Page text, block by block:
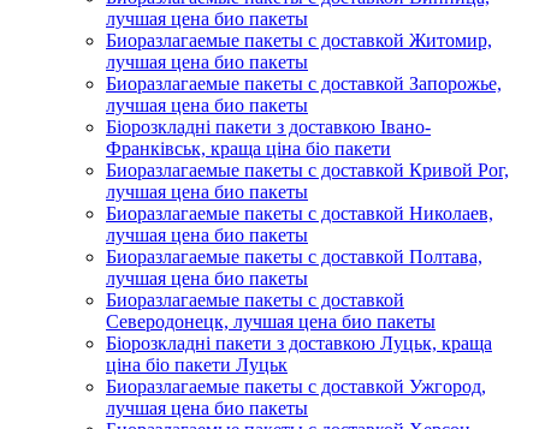
лучшая цена био пакеты
Биоразлагаемые пакеты с доставкой Житомир,
лучшая цена био пакеты
Биоразлагаемые пакеты с доставкой Запорожье,
лучшая цена био пакеты
Біорозкладні пакети з доставкою Івано-
Франківськ, краща ціна біо пакети
Биоразлагаемые пакеты с доставкой Кривой Рог,
лучшая цена био пакеты
Биоразлагаемые пакеты с доставкой Николаев,
лучшая цена био пакеты
Биоразлагаемые пакеты с доставкой Полтава,
лучшая цена био пакеты
Биоразлагаемые пакеты с доставкой
Северодонецк, лучшая цена био пакеты
Біорозкладні пакети з доставкою Луцьк, краща
ціна біо пакети Луцьк
Биоразлагаемые пакеты с доставкой Ужгород,
лучшая цена био пакеты